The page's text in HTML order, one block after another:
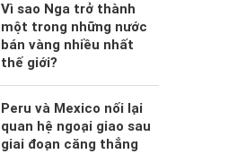
Vì sao Nga trở thành
một trong những nước
bán vàng nhiều nhất
thế giới?
Peru và Mexico nối lại
quan hệ ngoại giao sau
giai đoạn căng thẳng